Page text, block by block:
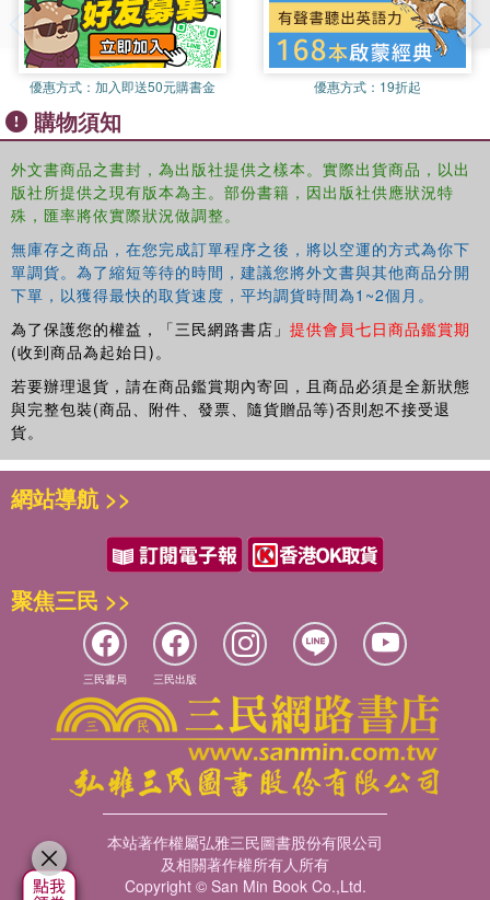
USSR, it devotes considerable attention to why Soviet
leaders failed to revive the international reputation of their
multinational empire in face of consistent human rights
critiques. It also documents the crucial role that private
citizens played in shaping Mikhail Gorbachev's efforts to
reform Soviet-style socialism.
優惠方式： 加入即送50元購書金 優惠方式： 19折起
購物須知
外文書商品之書封，為出版社提供之樣本。實際出貨商品，以出
版社所提供之現有版本為主。部份書籍，因出版社供應狀況特
殊，匯率將依實際狀況做調整。
無庫存之商品，在您完成訂單程序之後，將以空運的方式為你下
單調貨。為了縮短等待的時間，建議您將外文書與其他商品分開
下單，以獲得最快的取貨速度，平均調貨時間為1~2個月。
為了保護您的權益，「三民網路書店」 提供會員七日商品鑑賞期
(收到商品為起始日)。
若要辦理退貨，請在商品鑑賞期內寄回，且商品必須是全新狀態
與完整包裝(商品、附件、發票、隨貨贈品等)否則恕不接受退
貨。
網站導航 >>
聚焦三民 >>
三民書局 三民出版
本站著作權屬弘雅三民圖書股份有限公司
及相關著作權所有人所有
Copyright © San Min Book Co.,Ltd.